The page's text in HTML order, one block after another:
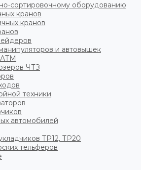
сортировочному оборудованию
кранов
кранов
и автовышек
АТМ
ЧТЗ
техники
автомобилей
ТР12, ТР20
тельферов